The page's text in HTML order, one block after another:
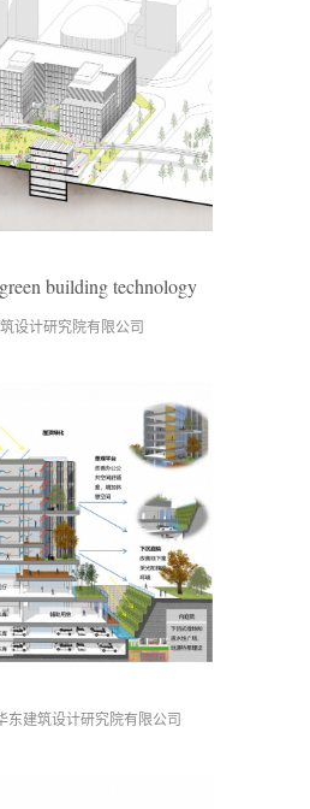
building technology
设计研究院有限公司
东建筑设计研究院有限公司